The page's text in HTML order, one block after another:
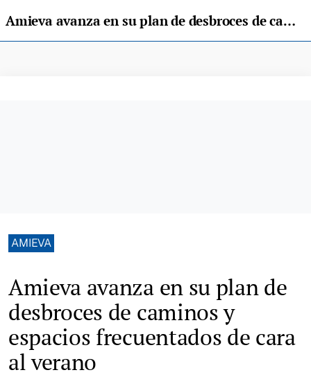
Amieva avanza en su plan de desbroces de caminos y espacios frecuentados de cara al verano
AMIEVA
Amieva avanza en su plan de
desbroces de caminos y
espacios frecuentados de cara
al verano